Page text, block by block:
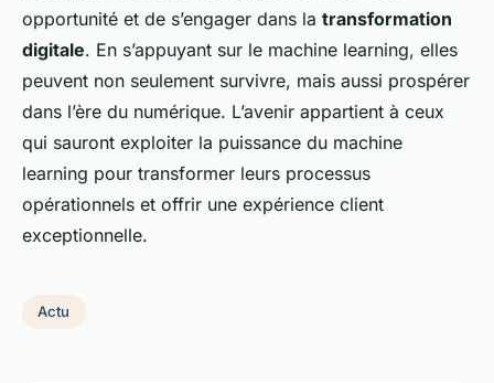
opportunité et de s’engager dans la transformation
digitale. En s’appuyant sur le machine learning, elles
peuvent non seulement survivre, mais aussi prospérer
dans l’ère du numérique. L’avenir appartient à ceux
qui sauront exploiter la puissance du machine
learning pour transformer leurs processus
opérationnels et offrir une expérience client
exceptionnelle.
Actu